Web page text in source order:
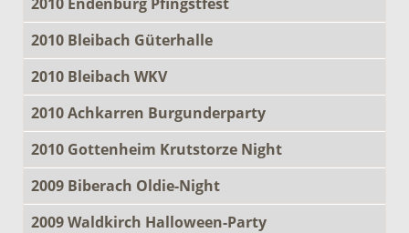
2010 Bleibach Güterhalle
2010 Bleibach WKV
2010 Achkarren Burgunderparty
2010 Gottenheim Krutstorze Night
2009 Biberach Oldie-Night
2009 Waldkirch Halloween-Party